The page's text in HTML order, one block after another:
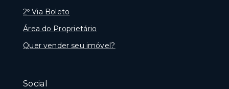
2º Via Boleto
Área do Proprietário
Quer vender seu imóvel?
Social